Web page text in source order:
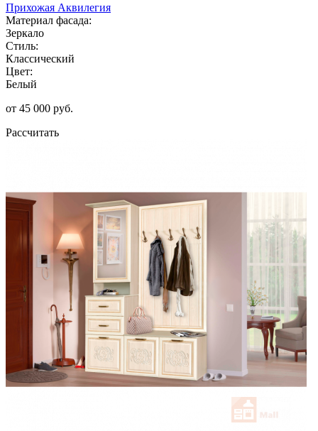
Прихожая Аквилегия
Материал фасада:
Зеркало
Стиль:
Классический
Цвет:
Белый
от 45 000 руб.
Рассчитать